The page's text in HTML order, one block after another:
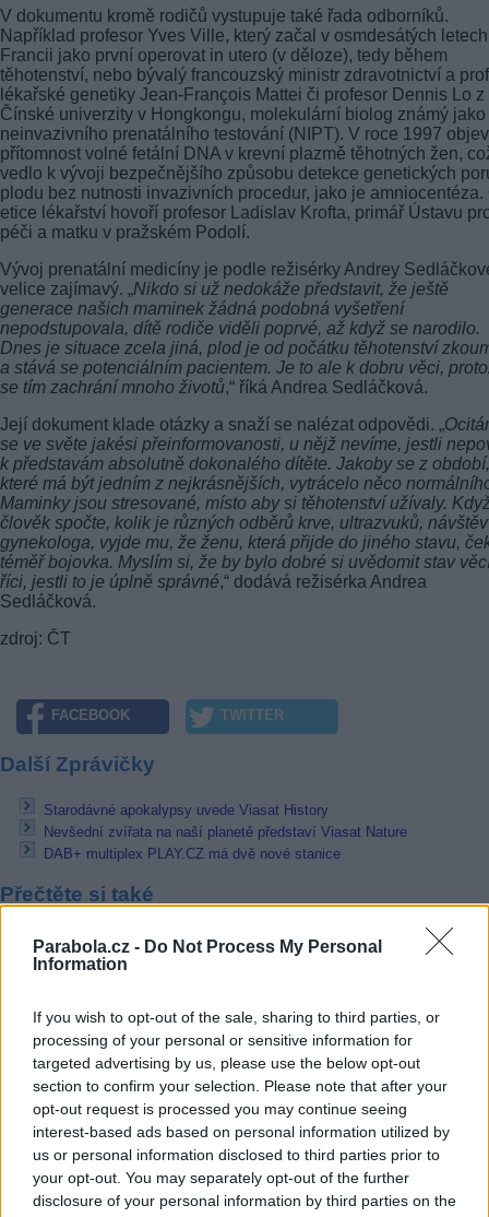
Parabola.cz - Do Not Process My Personal
Information
If you wish to opt-out of the sale, sharing to third parties, or
processing of your personal or sensitive information for
targeted advertising by us, please use the below opt-out
section to confirm your selection. Please note that after your
opt-out request is processed you may continue seeing
interest-based ads based on personal information utilized by
us or personal information disclosed to third parties prior to
your opt-out. You may separately opt-out of the further
disclosure of your personal information by third parties on the
V dokumentu kromě rodičů vystupuje také řada odborníků.
Například profesor Yves Ville, který začal v osmdesátých
Francii jako první operovat in utero (v děloze), tedy během
těhotenství, nebo bývalý francouzský ministr zdravotnictví a
lékařské genetiky Jean-François Mattei či profesor Dennis Lo z
Čínské univerzity v Hongkongu, molekulární biolog známý jako
neinvazivního prenatálního testování (NIPT). V roce 1997
přítomnost volné fetální DNA v krevní plazmě těhotných žen,
vedlo k vývoji bezpečnějšího způsobu detekce genetických
plodu bez nutnosti invazivních procedur, jako je amniocentéza.
etice lékařství hovoří profesor Ladislav Krofta, primář Ústavu
péči a matku v pražském Podolí.
Vývoj prenatální medicíny je podle režisérky Andrey
velice zajímavý. „Nikdo si už nedokáže představit, že ještě
generace našich maminek žádná podobná vyšetření
nepodstupovala, dítě rodiče viděli poprvé, až když se narodilo.
Dnes je situace zcela jiná, plod je od počátku těhotenství
a stává se potenciálním pacientem. Je to ale k dobru věci,
se tím zachrání mnoho životů,“ říká Andrea Sedláčková.
Její dokument klade otázky a snaží se nalézat odpovědi. „
se ve světe jakési přeinformovanosti, u nějž nevíme, jestli
k představám absolutně dokonalého dítěte. Jakoby se z období,
které má být jedním z nejkrásnějších, vytrácelo něco
Maminky jsou stresované, místo aby si těhotenství užívaly.
člověk spočte, kolik je různých odběrů krve, ultrazvuků,
gynekologa, vyjde mu, že ženu, která přijde do jiného stavu,
téměř bojovka. Myslím si, že by bylo dobré si uvědomit stav
říci, jestli to je úplně správné,“ dodává režisérka Andrea
Sedláčková.
zdroj: ČT
FACEBOOK TWITTER
Další Zprávičky
Starodávné apokalypsy uvede Viasat History
Nevšední zvířata na naší planetě představí Viasat Nature
DAB+ multiplex PLAY.CZ má dvě nové stanice
Přečtěte si také
Starodávné apokalypsy uvede Viasat History
Nevšední zvířata na naší planetě představí Viasat Nature
Reklama
Pracovní nabídky
07.08.2026 -Bosch Powertrain s.r.o. Jihlava • linkový střídač • mzda
48.400 Kč • příspěvek na ubytování (Jihlava, okres Jihlava)
07.08.2026 -Bosch Powertrain s.r.o. Jihlava • obsluha CNC strojů •
48.400 Kč • náborový bonus 50.000 Kč • příspěvek na ubytování
okres Jihlava)
07.08.2026 -Specialista pro elektronická zařízení údržby (m/ž) (tř.